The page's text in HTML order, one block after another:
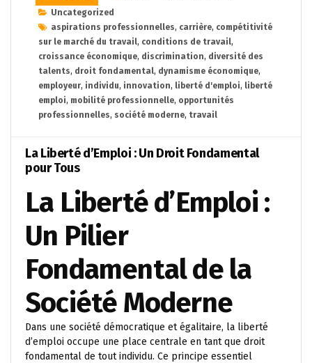
Uncategorized
aspirations professionnelles, carrière, compétitivité
sur le marché du travail, conditions de travail,
croissance économique, discrimination, diversité des
talents, droit fondamental, dynamisme économique,
employeur, individu, innovation, liberté d'emploi, liberté
emploi, mobilité professionnelle, opportunités
professionnelles, société moderne, travail
La Liberté d’Emploi : Un Droit Fondamental
pour Tous
La Liberté d’Emploi :
Un Pilier
Fondamental de la
Société Moderne
Dans une société démocratique et égalitaire, la liberté
d’emploi occupe une place centrale en tant que droit
fondamental de tout individu. Ce principe essentiel